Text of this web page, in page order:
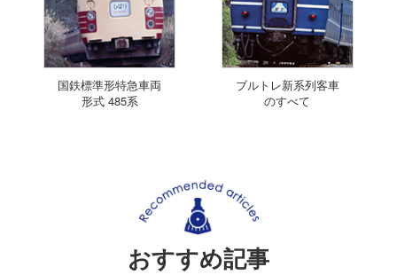
国鉄標準形特急車両
形式 485系
ブルトレ新系列客車
のすべて
おすすめ記事